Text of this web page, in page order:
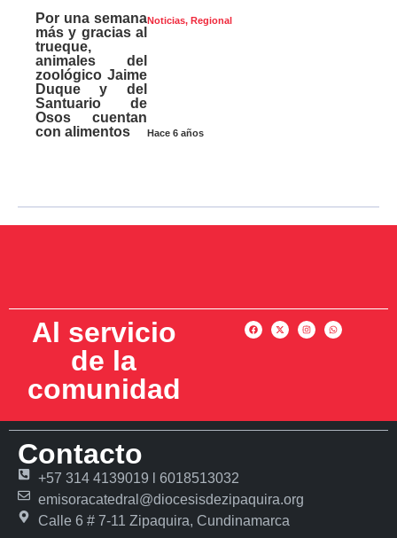
Noticias, Regional
Hace 6 años
Por una semana
más y gracias al
trueque,
animales del
zoológico Jaime
Duque y del
Santuario de
Osos cuentan
con alimentos
Al servicio
de la
comunidad
Contacto
+57 314 4139019 l 6018513032
emisoracatedral@diocesisdezipaquira.org
Calle 6 # 7-11 Zipaquira, Cundinamarca